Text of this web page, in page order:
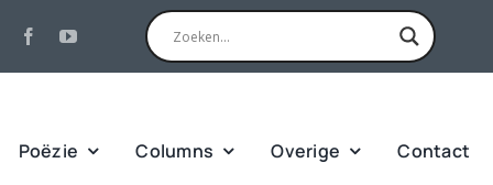
Poëzie Columns Overige Contact